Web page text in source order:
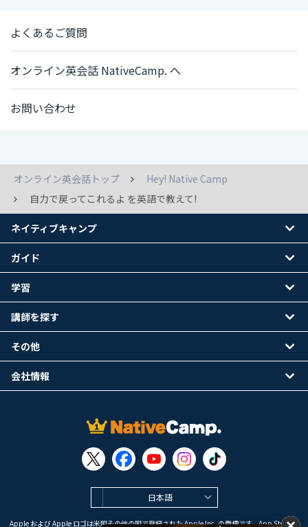
よくあるご質問
オンライン英会話 NativeCamp. へ
お問い合わせ
オンライン英会話トップ
Hey! Native Camp
自力で戻ってこれるよ を英語で教えて!
日本語
Apple および Apple ロゴは米国その他の国で登録された Apple Inc. の商標です。App Store は
ネイティブキャンプ
ガイド
学習
講師を探す
その他
会社情報